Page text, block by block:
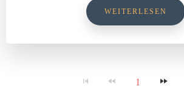
WEITERLESEN
1